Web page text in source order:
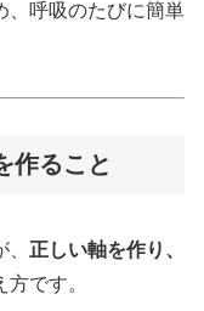
、呼吸のたびに簡単
作ること
正しい軸を作り、
方です。